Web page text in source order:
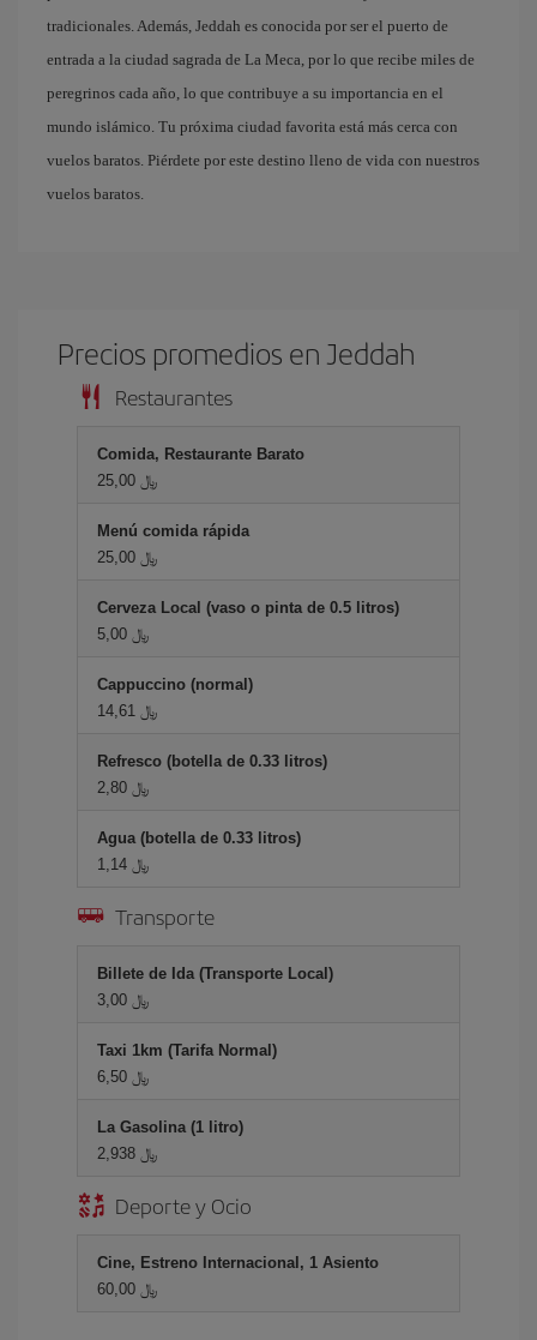
tradicionales. Además, Jeddah es conocida por ser el puerto de
entrada a la ciudad sagrada de La Meca, por lo que recibe miles de
peregrinos cada año, lo que contribuye a su importancia en el
mundo islámico. Tu próxima ciudad favorita está más cerca con
vuelos baratos. Piérdete por este destino lleno de vida con nuestros
vuelos baratos.
Precios promedios en Jeddah
Restaurantes
Comida, Restaurante Barato
25,00 ﷼
Menú comida rápida
25,00 ﷼
Cerveza Local (vaso o pinta de 0.5 litros)
5,00 ﷼
Cappuccino (normal)
14,61 ﷼
Refresco (botella de 0.33 litros)
2,80 ﷼
Agua (botella de 0.33 litros)
1,14 ﷼
Transporte
Billete de Ida (Transporte Local)
3,00 ﷼
Taxi 1km (Tarifa Normal)
6,50 ﷼
La Gasolina (1 litro)
2,938 ﷼
Deporte y Ocio
Cine, Estreno Internacional, 1 Asiento
60,00 ﷼